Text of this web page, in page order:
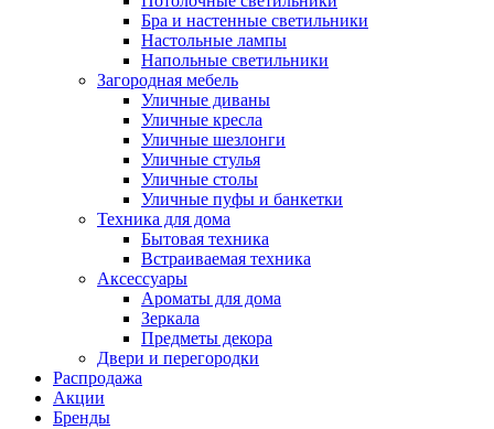
Бра и настенные светильники
Настольные лампы
Напольные светильники
Загородная мебель
Уличные диваны
Уличные кресла
Уличные шезлонги
Уличные стулья
Уличные столы
Уличные пуфы и банкетки
Техника для дома
Бытовая техника
Встраиваемая техника
Аксессуары
Ароматы для дома
Зеркала
Предметы декора
Двери и перегородки
Распродажа
Акции
Бренды